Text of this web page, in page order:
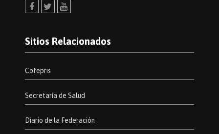
Sitios Relacionados
Cofepris
Secretaría de Salud
Diario de la Federación